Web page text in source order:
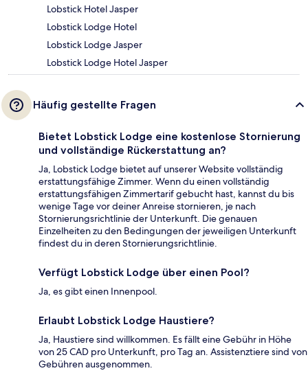
Lobstick Hotel Jasper
Lobstick Lodge Hotel
Lobstick Lodge Jasper
Lobstick Lodge Hotel Jasper
Häufig gestellte Fragen
Bietet Lobstick Lodge eine kostenlose Stornierung
und vollständige Rückerstattung an?
Ja, Lobstick Lodge bietet auf unserer Website vollständig
erstattungsfähige Zimmer. Wenn du einen vollständig
erstattungsfähigen Zimmertarif gebucht hast, kannst du bis
wenige Tage vor deiner Anreise stornieren, je nach
Stornierungsrichtlinie der Unterkunft. Die genauen
Einzelheiten zu den Bedingungen der jeweiligen Unterkunft
findest du in deren Stornierungsrichtlinie.
Verfügt Lobstick Lodge über einen Pool?
Ja, es gibt einen Innenpool.
Erlaubt Lobstick Lodge Haustiere?
Ja, Haustiere sind willkommen. Es fällt eine Gebühr in Höhe
von 25 CAD pro Unterkunft, pro Tag an. Assistenztiere sind von
Gebühren ausgenommen.